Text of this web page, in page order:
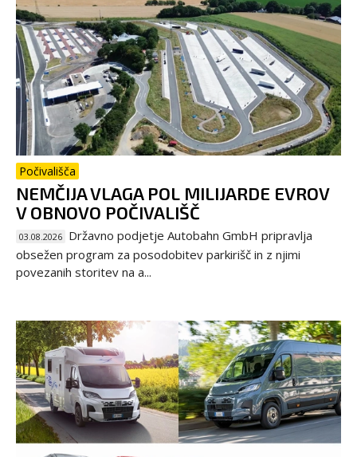
Počivališča
NEMČIJA VLAGA POL MILIJARDE EVROV
V OBNOVO POČIVALIŠČ
03.08.2026 Državno podjetje Autobahn GmbH pripravlja
obsežen program za posodobitev parkirišč in z njimi
povezanih storitev na a...